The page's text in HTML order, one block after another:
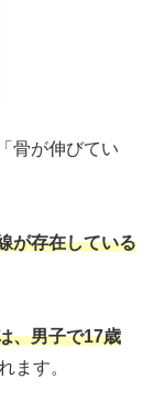
骨が伸びてい
が存在している
、男子で17歳
ます。